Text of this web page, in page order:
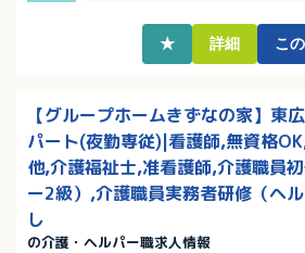
★ 詳細 こ
【グループホームきずなの家】東
パート(夜勤専従)|看護師,無資格
他,介護福祉士,准看護師,介護職員
ー2級）,介護職員実務者研修（ヘ
し
の介護・ヘルパー職求人情報